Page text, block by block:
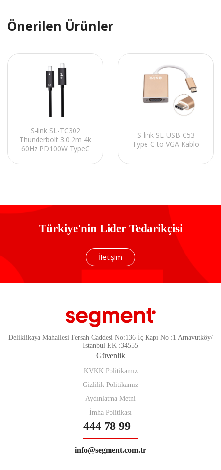
Önerilen Ürünler
S-link SL-TC302
Thunderbolt 3.0 2m 4k
60Hz PD100W TypeC
Data Kablosu
S-link SL-USB-C53
Type-C to VGA Kablo
Türkiye'nin Lider Tedarikçisi
İletişim
Deliklikaya Mahallesi Fersah Caddesi No:136 İç Kapı No :1 Arnavutköy/
İstanbul P.K :34555
Güvenlik
KVKK Politikamız
Gizlilik Politikamız
Aydınlatma Metni
İmha Politikası
444 78 99
info@segment.com.tr